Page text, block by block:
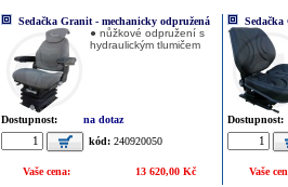
Sedačka Granit - mechanicky odpružená
● nůžkové odpružení s
hydraulickým tlumičem
Dostupnost:
na dotaz
kód: 240920050
Vaše cena: 13 620,00 Kč
Dostupnost:
Vaše